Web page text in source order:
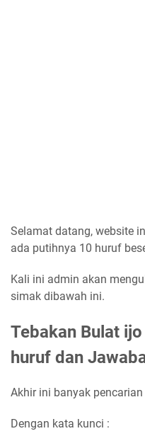
Selamat datang, website
ada putihnya 10 huruf
Kali ini admin akan
simak dibawah ini.
Tebakan Bulat
huruf dan
Akhir ini banyak
Dengan kata kunci :